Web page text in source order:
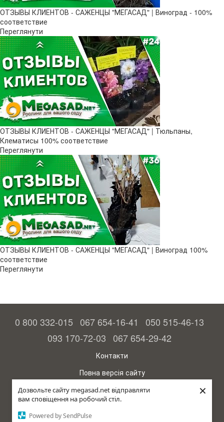
Дозвольте сайту megasad.net відправляти
вам сповіщення на робочий стіл.
Powered by SendPulse
×
ОТЗЫВЫ КЛИЕНТОВ - САЖЕНЦЫ "МЕГАСАД" | Виноград - 100%
соответствие
Переглянути
ОТЗЫВЫ КЛИЕНТОВ - САЖЕНЦЫ "МЕГАСАД" | Тюльпаны,
Клематисы 100% соответствие
Переглянути
ОТЗЫВЫ КЛИЕНТОВ - САЖЕНЦЫ "МЕГАСАД" | Виноград 100%
соответствие
Переглянути
0 800 332-015 067 654-16-41
050 515-46-13
093 170-72-03 067 654-29-42
Контакти
Повна версія сайту
© 2015—2026
Megasad – гарантія високого врожаю
рус (країна-терорист)